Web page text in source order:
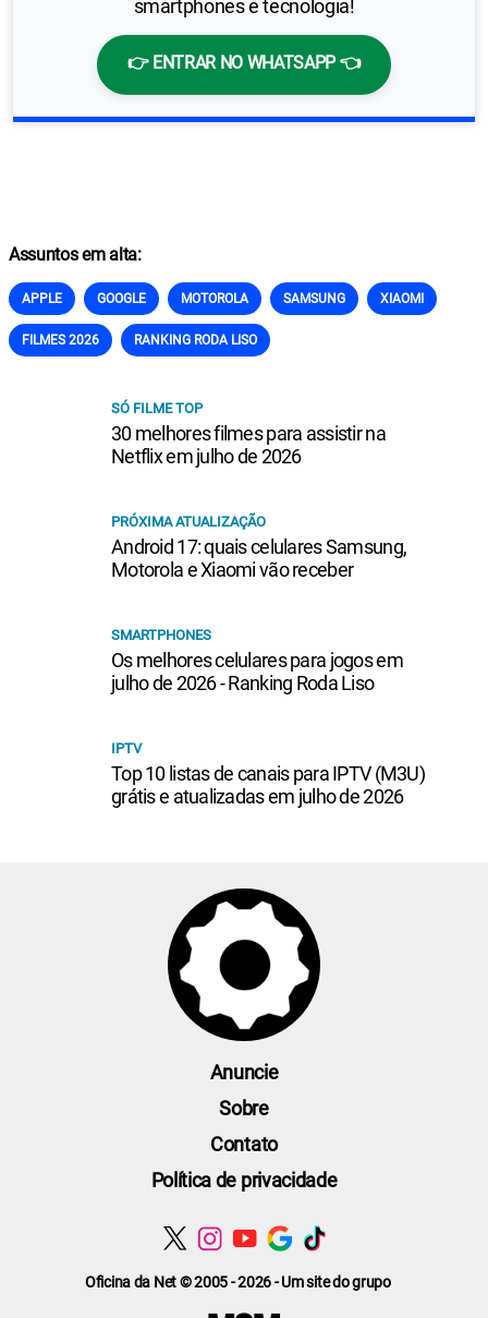
smartphones e tecnologia!
👉 ENTRAR NO WHATSAPP 👈
Assuntos em alta:
APPLE GOOGLE MOTOROLA SAMSUNG XIAOMI
FILMES 2026 RANKING RODA LISO
SÓ FILME TOP
30 melhores filmes para assistir na
Netflix em julho de 2026
PRÓXIMA ATUALIZAÇÃO
Android 17: quais celulares Samsung,
Motorola e Xiaomi vão receber
SMARTPHONES
Os melhores celulares para jogos em
julho de 2026 - Ranking Roda Liso
IPTV
Top 10 listas de canais para IPTV (M3U)
grátis e atualizadas em julho de 2026
Oficina da Net © 2005 - 2026 - Um site do grupo
Anuncie
Sobre
Contato
Política de privacidade